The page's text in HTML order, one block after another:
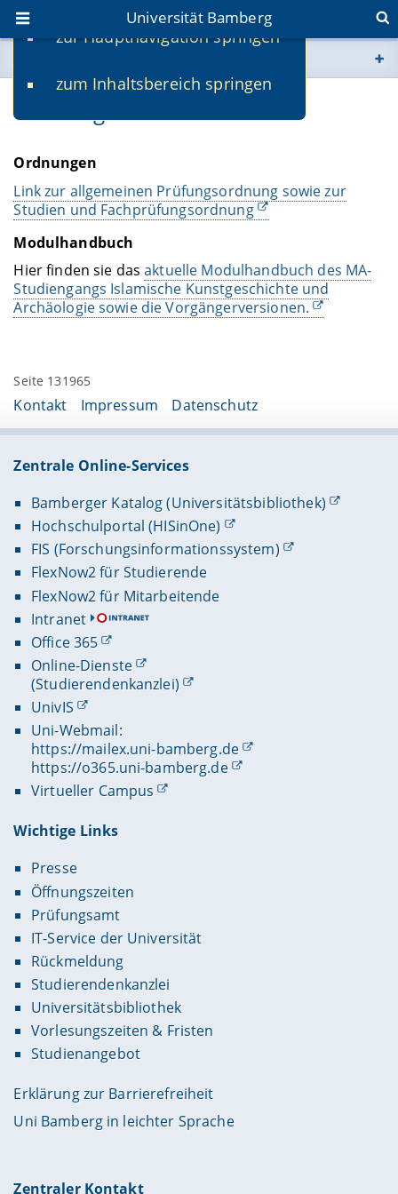
zur Hauptnavigation springen
zum Inhaltsbereich springen
Universität Bamberg
www.uni-bamberg.de
fis.uni-bamberg.de
Ordnungen und Dokumente
Ordnungen
Link zur allgemeinen Prüfungsordnung sowie zur
Studien und Fachprüfungsordnung
Modulhandbuch
Hier finden sie dasaktuelle Modulhandbuch des MA-
Studiengangs Islamische Kunstgeschichte und
Archäologie sowie die Vorgängerversionen.
Seite 131965
Kontakt Impressum Datenschutz
Zentrale Online-Services
Bamberger Katalog (Universitätsbibliothek)
Hochschulportal (HISinOne)
FIS (Forschungsinformationssystem)
FlexNow2 für Studierende
FlexNow2 für Mitarbeitende
Intranet
Office 365
Online-Dienste
(Studierendenkanzlei)
UnivIS
Uni-Webmail:
https://mailex.uni-bamberg.de
https://o365.uni-bamberg.de
Virtueller Campus
Wichtige Links
Presse
Öffnungszeiten
Prüfungsamt
IT-Service der Universität
Rückmeldung
Studierendenkanzlei
Universitätsbibliothek
Vorlesungszeiten & Fristen
Studienangebot
Erklärung zur Barrierefreiheit
Uni Bamberg in leichter Sprache
Zentraler Kontakt